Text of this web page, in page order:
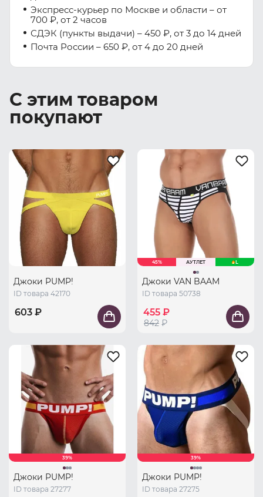
Экспресс-курьер по Москве и области – от
700 ₽, от 2 часов
СДЭК (пункты выдачи) – 450 ₽, от 3 до 14 дней
Почта России – 650 ₽, от 4 до 20 дней
С этим товаром
покупают
Джоки PUMP!
ID товара 42170
603 ₽
45% АУТЛЕТ L
Джоки VAN BAAM
ID товара 50738
455 ₽
842 ₽
39%
Джоки PUMP!
ID товара 27277
39%
Джоки PUMP!
ID товара 27275